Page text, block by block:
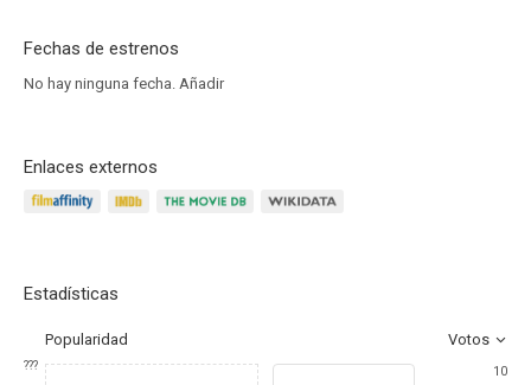
Fechas de estrenos
No hay ninguna fecha. Añadir
Enlaces externos
Estadísticas
Popularidad Votos
???
10